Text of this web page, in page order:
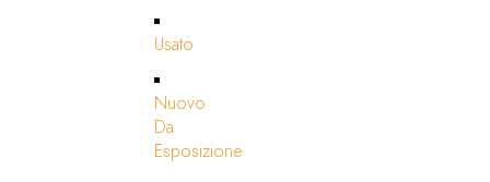
Usato
Nuovo
Da
Esposizione